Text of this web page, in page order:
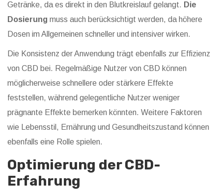
Getränke, da es direkt in den Blutkreislauf gelangt. Die
Dosierung muss auch berücksichtigt werden, da höhere
Dosen im Allgemeinen schneller und intensiver wirken.
Die Konsistenz der Anwendung trägt ebenfalls zur Effizienz
von CBD bei. Regelmäßige Nutzer von CBD können
möglicherweise schnellere oder stärkere Effekte
feststellen, während gelegentliche Nutzer weniger
prägnante Effekte bemerken könnten. Weitere Faktoren
wie Lebensstil, Ernährung und Gesundheitszustand können
ebenfalls eine Rolle spielen.
Optimierung der CBD-
Erfahrung